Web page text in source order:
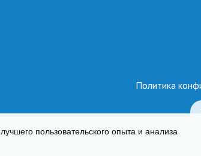
Политика
пользовательского опыта и анализа